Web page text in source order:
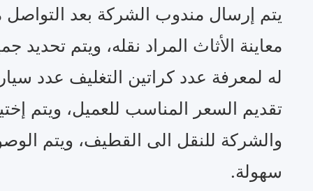
يتم إرسال مندوب الشركة بعد
معاينة الأثاث المراد نقله، ويتم
له لمعرفة عدد كراتين التغليف عدد
تقديم السعر المناسب للعميل، ويتم
والشركة للنقل الى القطيف، ويتم
سهولة.